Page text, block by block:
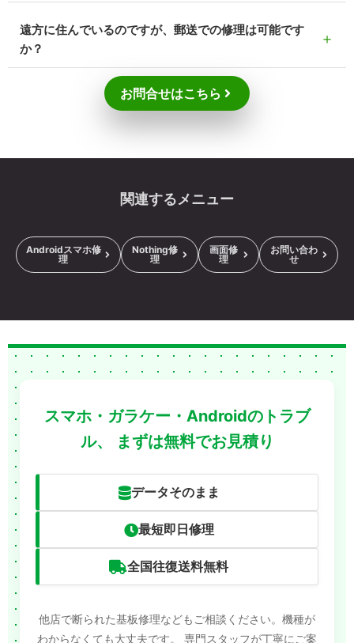
遠方に住んでいるのですが、郵送での修理は可能です
か？
＋
お問合せはこちら
関連するメニュー
Androidスマホ修
理
Nothing修
理
画面修
理
お問い合わ
せ
スマホ・ガラケー・Androidのトラブ
ル、
まずは無料でお見積り
データそのまま
最短即日修理
全国往復送料無料
他店で断られた基板修理などもご相談ください。機種が
わからなくても大丈夫です。
専門スタッフが丁寧にご案